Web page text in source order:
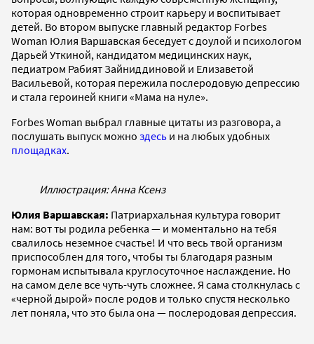
которая одновременно строит карьеру и воспитывает
детей. Во втором выпуске главный редактор Forbes
Woman Юлия Варшавская беседует с доулой и психологом
Дарьей Уткиной, кандидатом медицинских наук,
педиатром Рабият Зайниддиновой и Елизаветой
Васильевой, которая пережила послеродовую депрессию
и стала героиней книги «Мама на нуле».
Forbes Woman выбрал главные цитаты из разговора, а
послушать выпуск можно здесь и на любых удобных
площадках.
Иллюстрация: Анна Ксенз
Юлия Варшавская: Патриархальная культура говорит
нам: вот ты родила ребенка — и моментально на тебя
свалилось неземное счастье! И что весь твой организм
приспособлен для того, чтобы ты благодаря разным
гормонам испытывала круглосуточное наслаждение. Но
на самом деле все чуть-чуть сложнее. Я сама столкнулась с
«черной дырой» после родов и только спустя несколько
лет поняла, что это была она — послеродовая депрессия.